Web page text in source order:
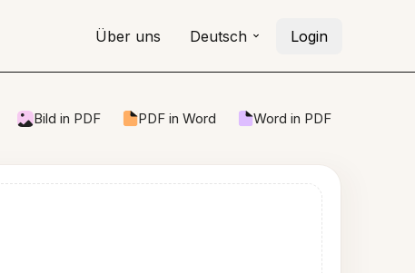
Über uns Deutsch Login
Bild in PDF PDF in Word Word in PDF